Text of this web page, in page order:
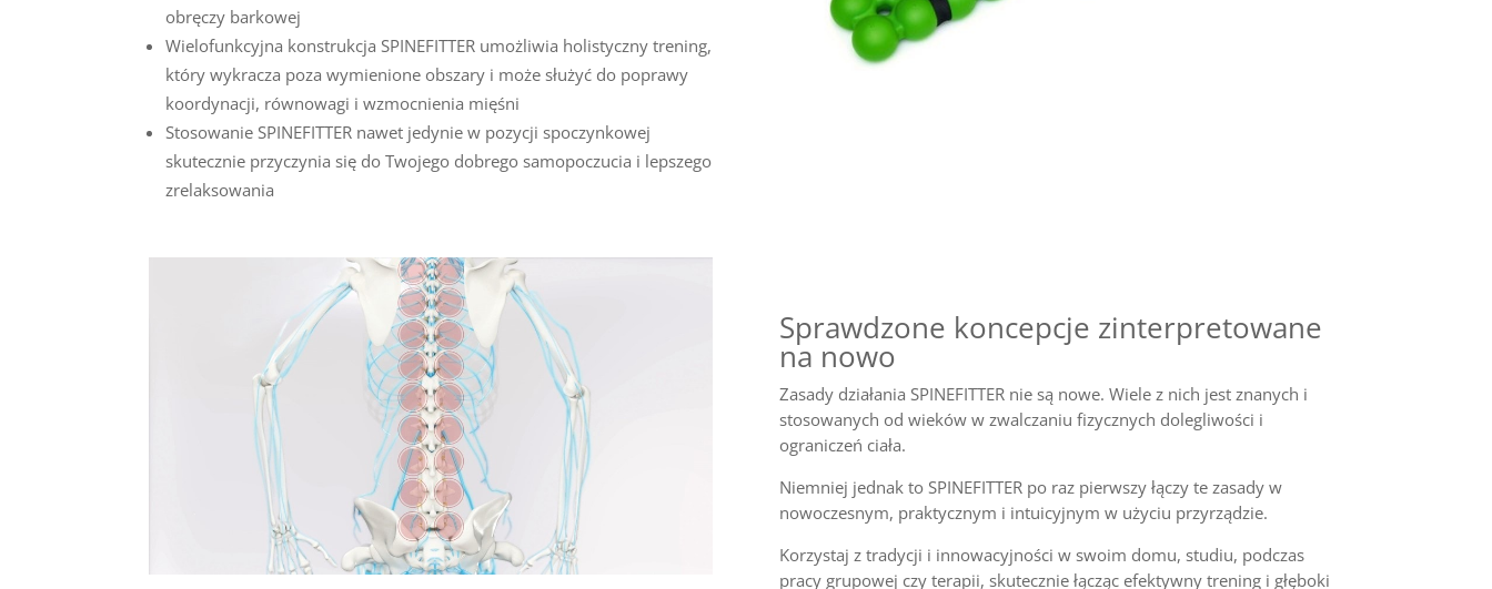
obręczy barkowej
Wielofunkcyjna konstrukcja SPINEFITTER umożliwia holistyczny trening,
który wykracza poza wymienione obszary i może służyć do poprawy
koordynacji, równowagi i wzmocnienia mięśni
Stosowanie SPINEFITTER nawet jedynie w pozycji spoczynkowej
skutecznie przyczynia się do Twojego dobrego samopoczucia i lepszego
zrelaksowania
Sprawdzone koncepcje zinterpretowane
na nowo
Zasady działania SPINEFITTER nie są nowe. Wiele z nich jest znanych i
stosowanych od wieków w zwalczaniu fizycznych dolegliwości i
ograniczeń ciała.
Niemniej jednak to SPINEFITTER po raz pierwszy łączy te zasady w
nowoczesnym, praktycznym i intuicyjnym w użyciu przyrządzie.
Korzystaj z tradycji i innowacyjności w swoim domu, studiu, podczas
pracy grupowej czy terapii, skutecznie łącząc efektywny trening i głęboki